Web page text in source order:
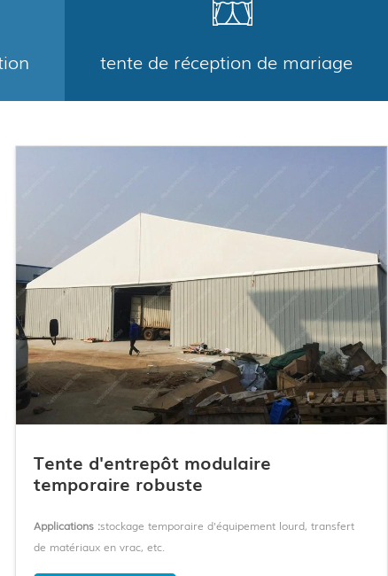
tente de réception de mariage
Tente d'entrepôt modulaire
temporaire robuste
Applications :stockage temporaire d'équipement lourd, transfert
de matériaux en vrac, etc.